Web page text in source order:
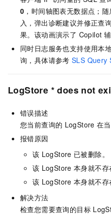
0 ，时间轴图表无数据点；
入，弹出诊断建议并修正查
果。该动画演示了 Copilot 辅
同时日志服务也支持使用本
询，具体请参考 SLS Query
LogStore * does not
错误描述
您当前查询的 LogStore 在
报错原因
该 LogStore 已被删除。
该 LogStore 本身就不
该 LogStore 本身就不
解决方法
检查您需要查询的目标